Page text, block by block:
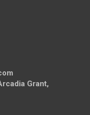
Grant,